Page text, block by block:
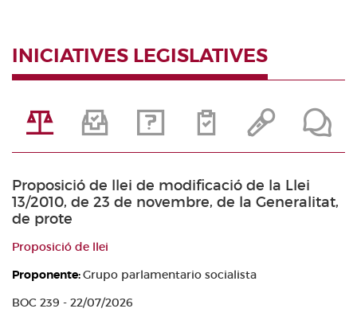
INICIATIVES LEGISLATIVES
Proposició de llei de modificació de la Llei
13/2010, de 23 de novembre, de la Generalitat,
de prote
Proposició de llei
Proponente:Grupo parlamentario socialista
BOC 239 - 22/07/2026